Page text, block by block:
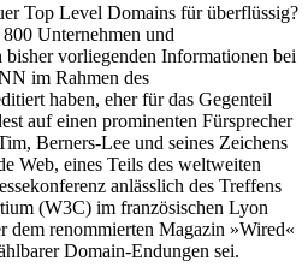
Top Level Domains für überflüssig?
Unternehmen und
bisher vorliegenden Informationen bei
im Rahmen des
haben, eher für das Gegenteil
auf einen prominenten Fürsprecher
Berners-Lee und seines Zeichens
Web, eines Teils des weltweiten
anlässlich des Treffens
(W3C) im französischen Lyon
dem renommierten Magazin »Wired«
Domain-Endungen sei.